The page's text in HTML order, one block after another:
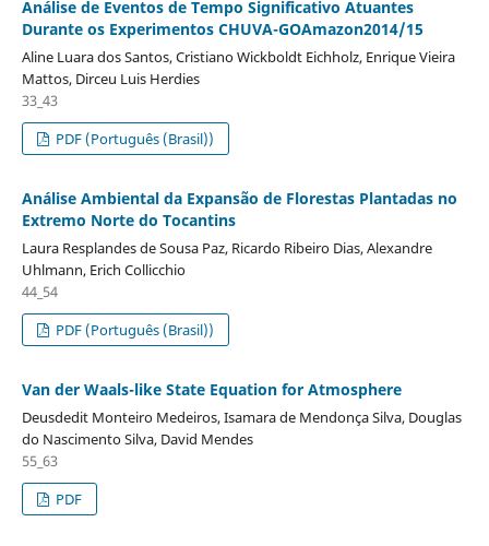
Análise de Eventos de Tempo Significativo Atuantes
Durante os Experimentos CHUVA-GOAmazon2014/15
Aline Luara dos Santos, Cristiano Wickboldt Eichholz, Enrique Vieira
Mattos, Dirceu Luis Herdies
33_43
PDF (Português (Brasil))
Análise Ambiental da Expansão de Florestas Plantadas no
Extremo Norte do Tocantins
Laura Resplandes de Sousa Paz, Ricardo Ribeiro Dias, Alexandre
Uhlmann, Erich Collicchio
44_54
PDF (Português (Brasil))
Van der Waals-like State Equation for Atmosphere
Deusdedit Monteiro Medeiros, Isamara de Mendonça Silva, Douglas
do Nascimento Silva, David Mendes
55_63
PDF